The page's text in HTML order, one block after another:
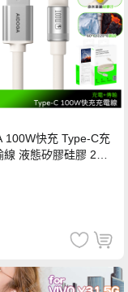
100W快充 Type-C充
線 液態矽膠硅膠 2M